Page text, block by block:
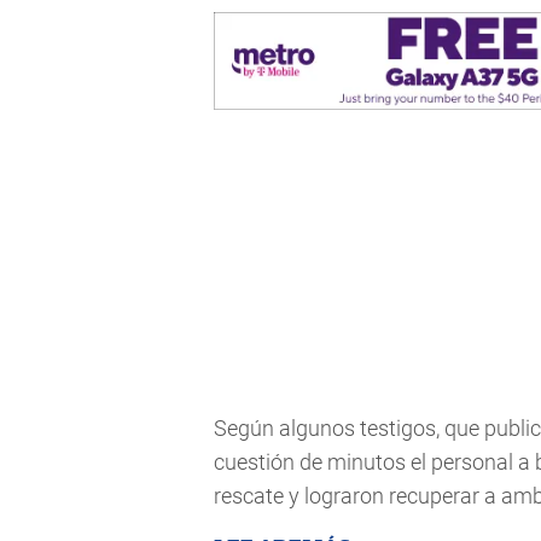
Según algunos testigos, que
cuestión de minutos el personal a
rescate y lograron recuperar a